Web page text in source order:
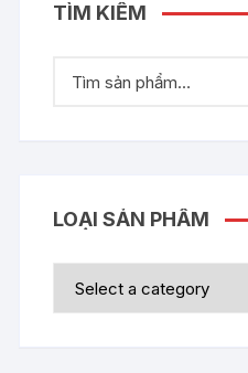
TÌM KIẾM
LOẠI SẢN PHẨM